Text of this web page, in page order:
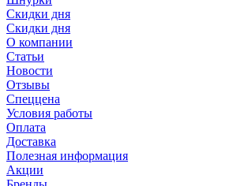
Скидки дня
Скидки дня
О компании
Статьи
Новости
Отзывы
Спеццена
Условия работы
Оплата
Доставка
Полезная информация
Акции